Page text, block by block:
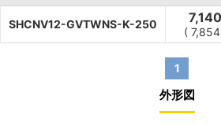
SHCNV12-GVTWNS-K-250 7,140
( 7,854
1
外形図